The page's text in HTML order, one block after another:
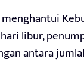
libur,
antara